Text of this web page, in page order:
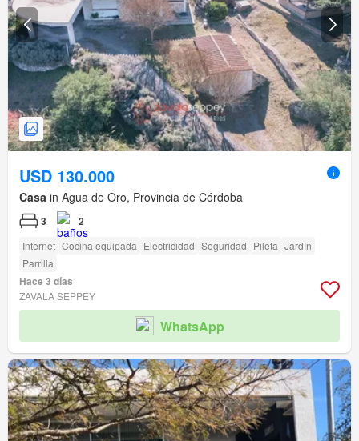
USD 130.000
Casa in Agua de Oro, Provincia de Córdoba
3 2
Internet Cocina equipada Electricidad Seguridad Pileta Jardín
Parrilla
Hace 3 días
ZAVALA SEPPEY
WhatsApp